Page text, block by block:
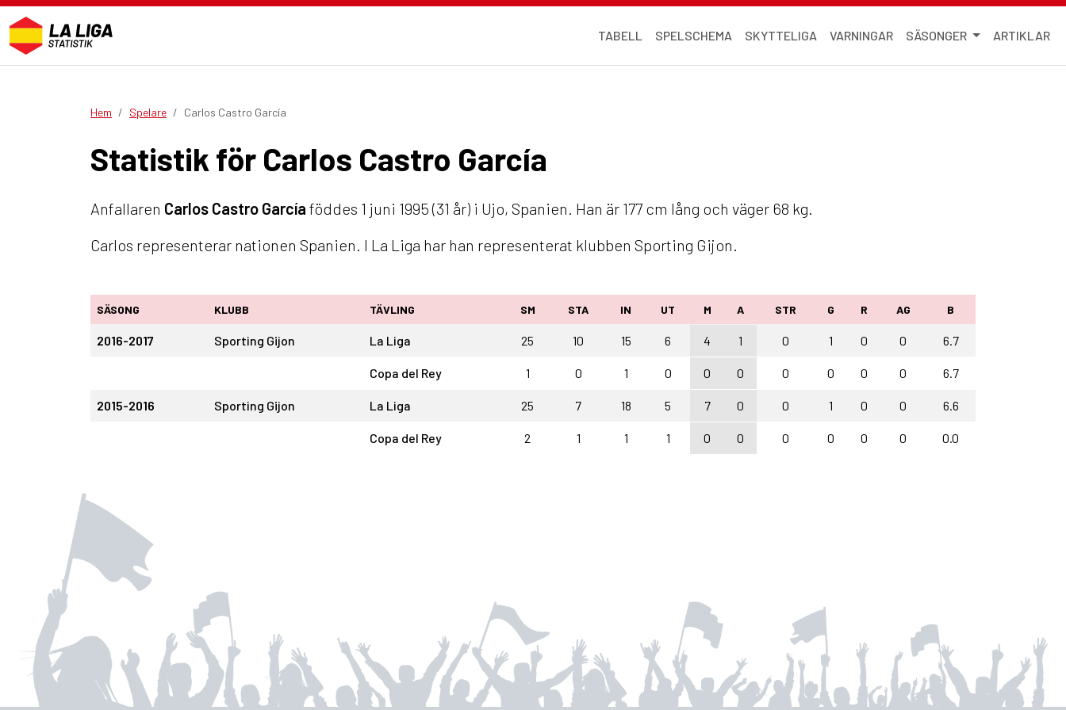
TABELL SPELSCHEMA SKYTTELIGA VARNINGAR SÄSONGER ARTIKLAR
Hem Spelare Carlos Castro García
Statistik för Carlos Castro García
Anfallaren Carlos Castro García föddes 1 juni 1995 (31 år) i Ujo, Spanien. Han är 177 cm lång och väger 68 kg.
Carlos representerar nationen Spanien. I La Liga har han representerat klubben Sporting Gijon.
SÄSONG KLUBB TÄVLING SM STA IN UT M A STR G R AG B
2016-2017 Sporting Gijon La Liga 25 10 15 6 4 1 0 1 0 0 6.7
Copa del Rey 1 0 1 0 0 0 0 0 0 0 6.7
2015-2016 Sporting Gijon La Liga 25 7 18 5 7 0 0 1 0 0 6.6
Copa del Rey 2 1 1 1 0 0 0 0 0 0 0.0